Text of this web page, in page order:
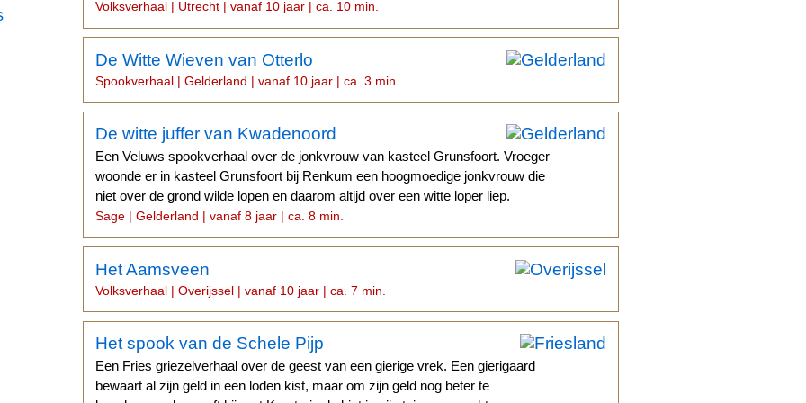
Volksverhaal | Utrecht | vanaf 10 jaar | ca. 10 min.
De Witte Wieven van Otterlo
Spookverhaal | Gelderland | vanaf 10 jaar | ca. 3 min.
De witte juffer van Kwadenoord
Een Veluws spookverhaal over de jonkvrouw van kasteel Grunsfoort. Vroeger
woonde er in kasteel Grunsfoort bij Renkum een hoogmoedige jonkvrouw die
niet over de grond wilde lopen en daarom altijd over een witte loper liep.
Sage | Gelderland | vanaf 8 jaar | ca. 8 min.
Het Aamsveen
Volksverhaal | Overijssel | vanaf 10 jaar | ca. 7 min.
Het spook van de Schele Pijp
Een Fries griezelverhaal over de geest van een gierige vrek. Een gierigaard
bewaart al zijn geld in een loden kist, maar om zijn geld nog beter te